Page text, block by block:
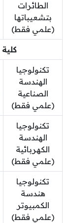
الطائرات
بتشعيباتها
(علمي فقط)
تكنولوجيا
الهندسة
الصناعية
(علمي فقط)
تكنولوجيا
الهندسة
الكهربائية
(علمي فقط)
تكنولوجيا
هندسة
الكمبيوتر
(علمي فقط)